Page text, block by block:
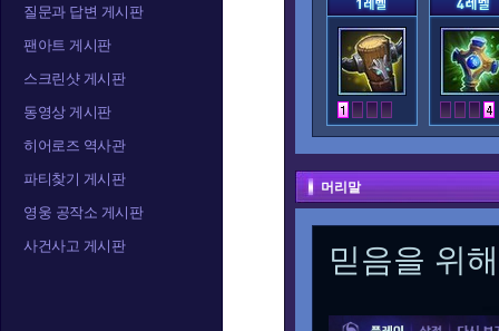
질문과 답변 게시판
팬아트 게시판
스크린샷 게시판
동영상 게시판
히어로즈 역사관
파티찾기 게시판
영웅 공작소 게시판
사건사고 게시판
머리말
믿음을 위